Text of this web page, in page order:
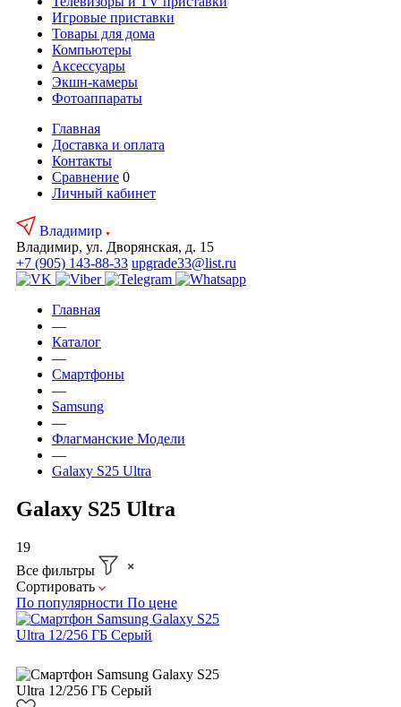
Игровые приставки
Товары для дома
Компьютеры
Аксесcуары
Экшн-камеры
Фотоаппараты
Главная
Доставка и оплата
Контакты
Сравнение 0
Личный кабинет
Владимир
Владимир, ул. Дворянская, д. 15
+7 (905) 143-88-33 upgrade33@list.ru
Главная
—
Каталог
—
Смартфоны
—
Samsung
—
Флагманские Модели
—
Galaxy S25 Ultra
Galaxy S25 Ultra
19
Все фильтры
Сортировать
По популярности По цене